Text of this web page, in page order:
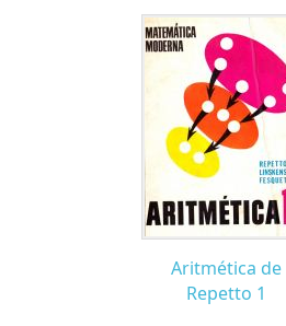
Aritmética de
Repetto 1